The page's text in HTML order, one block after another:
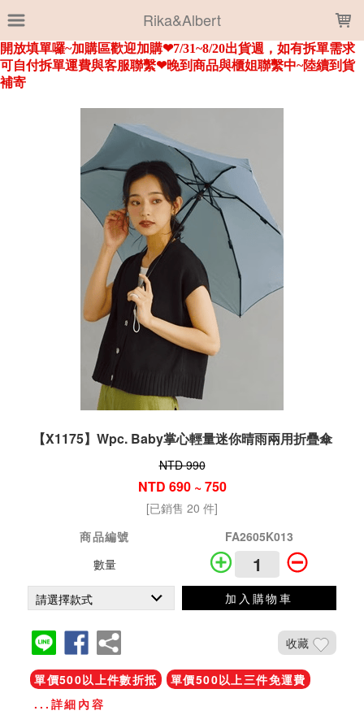
Rika&Albert
【X1175】Wpc. Baby掌心輕量迷你晴雨兩用折疊傘
NTD 990
NTD 690 ~ 750
[已銷售 20 件]
商品編號
FA2605K013
數量
加入購物車
收藏
單價500以上件數折抵
單價500以上三件免運費
...詳細內容